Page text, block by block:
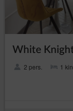
White
2 pers. 1